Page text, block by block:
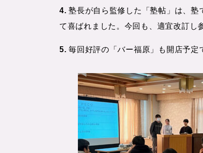
4. 塾長が自ら監修した「塾帖」は、
て喜ばれました。今回も、適宜改訂し
5. 毎回好評の「バー福原」も開店予定